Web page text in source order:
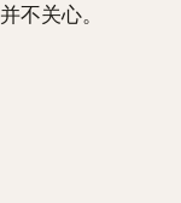
不关心。